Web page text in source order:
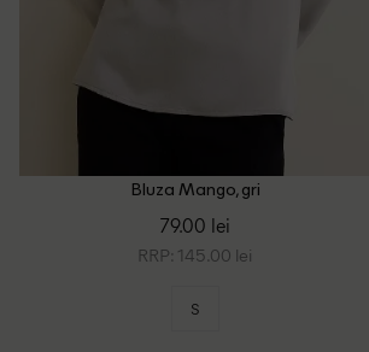
Bluza Mango, gri
79.00 lei
RRP: 145.00 lei
S